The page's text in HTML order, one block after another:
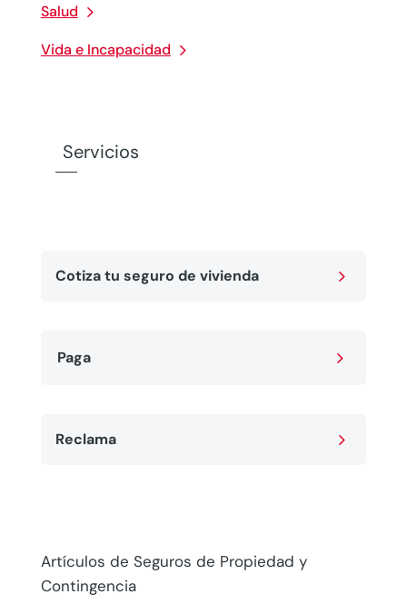
Salud
Vida e Incapacidad
Servicios
Cotiza tu seguro de vivienda 5
Paga 5
Reclama 5
Artículos de Seguros de Propiedad y
Contingencia